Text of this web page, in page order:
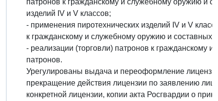
изделий IV и V классов;
- применения пиротехнических изделий IV и V
к гражданскому и служебному оружию и составных
- реализации (торговли) патронов к гражданскому
патронов.
Урегулированы выдача и переоформление
прекращение действия лицензии по заявлению
конкретной лицензии, копии акта Росгвардии о